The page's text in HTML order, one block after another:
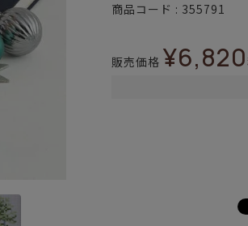
商品コード 355791
販売価格 ¥6,820